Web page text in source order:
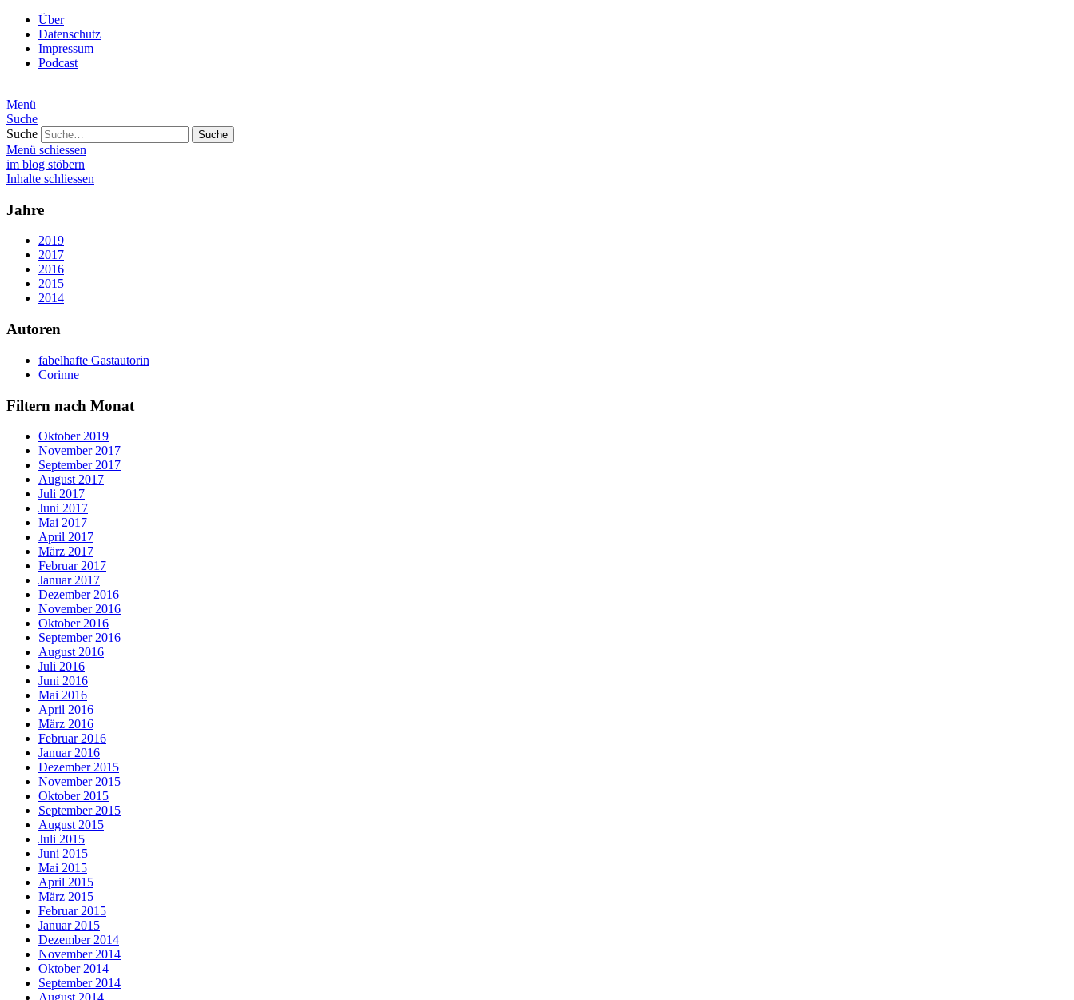
Über
Datenschutz
Impressum
Podcast
Menü
Suche
Suche
Menü schiessen
im blog stöbern
Inhalte schliessen
Jahre
2019
2017
2016
2015
2014
Autoren
fabelhafte Gastautorin
Corinne
Filtern nach Monat
Oktober 2019
November 2017
September 2017
August 2017
Juli 2017
Juni 2017
Mai 2017
April 2017
März 2017
Februar 2017
Januar 2017
Dezember 2016
November 2016
Oktober 2016
September 2016
August 2016
Juli 2016
Juni 2016
Mai 2016
April 2016
März 2016
Februar 2016
Januar 2016
Dezember 2015
November 2015
Oktober 2015
September 2015
August 2015
Juli 2015
Juni 2015
Mai 2015
April 2015
März 2015
Februar 2015
Januar 2015
Dezember 2014
November 2014
Oktober 2014
September 2014